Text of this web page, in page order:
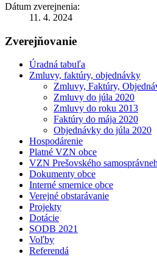
Dátum zverejnenia:
11. 4. 2024
Zverejňovanie
Úradná tabuľa
Zmluvy, faktúry, objednávky
Zmluvy, Faktúry,
Zmluvy do júla 2020
Zmluvy do roku 2013
Faktúry do mája 2020
Objednávky do júla 2020
Hospodárenie
Platné VZN obce
VZN Prešovského
Dokumenty obce
Interné smernice obce
Verejné obstarávanie
Projekty
Dotácie
SODB 2021
Voľby
Referendá